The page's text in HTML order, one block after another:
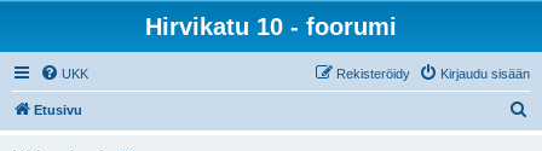
Hirvikatu 10 - foorumi
UKK Kirjaudu sisään
Rekisteröidy
Etusivu